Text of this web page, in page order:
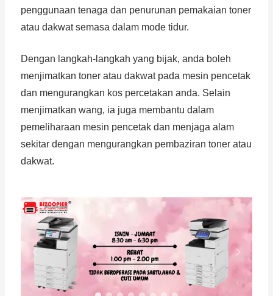
penggunaan tenaga dan penurunan pemakaian toner
atau dakwat semasa dalam mode tidur.
Dengan langkah-langkah yang bijak, anda boleh
menjimatkan toner atau dakwat pada mesin pencetak
dan mengurangkan kos percetakan anda. Selain
menjimatkan wang, ia juga membantu dalam
pemeliharaan mesin pencetak dan menjaga alam
sekitar dengan mengurangkan pembaziran toner atau
dakwat.